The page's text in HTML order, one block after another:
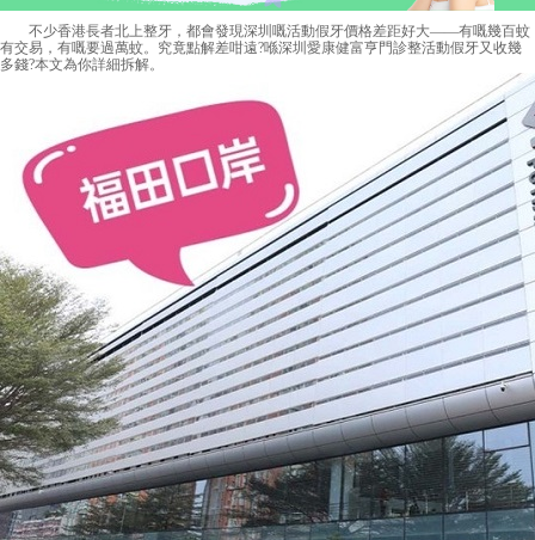
不少香港長者北上整牙，都會發現深圳嘅活動假牙價格差距好大——有嘅幾百蚊
有交易，有嘅要過萬蚊。究竟點解差咁遠?喺深圳 愛康健富亨門診整活動假牙又收幾
多錢?本文為你詳細拆解。